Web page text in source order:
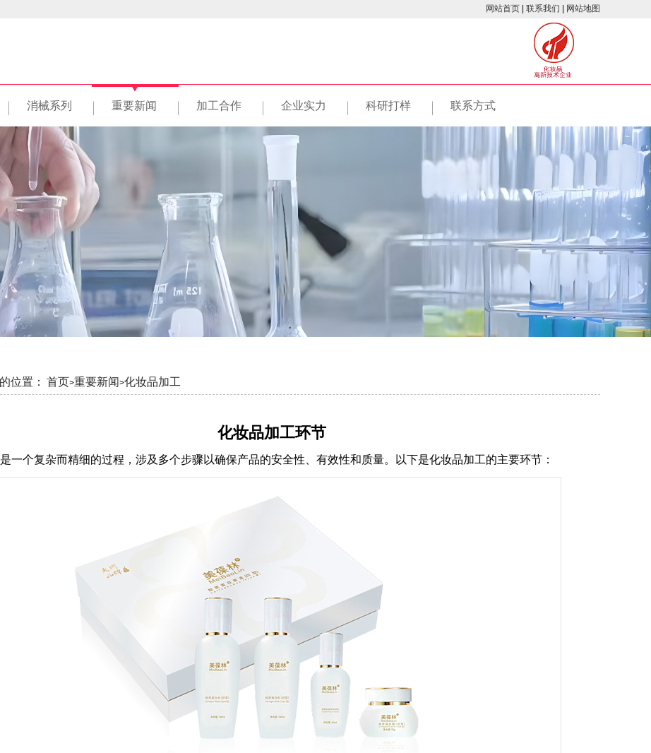
网站首页 联系我们 网站地图
消械系列 重要新闻 加工合作 企业实力 科研打样 联系方式
位置： 首页>重要新闻>化妆品加工
化妆品加工环节
一个复杂而精细的过程，涉及多个步骤以确保产品的安全性、有效性和质量。以下是化妆品加工的主要环节：